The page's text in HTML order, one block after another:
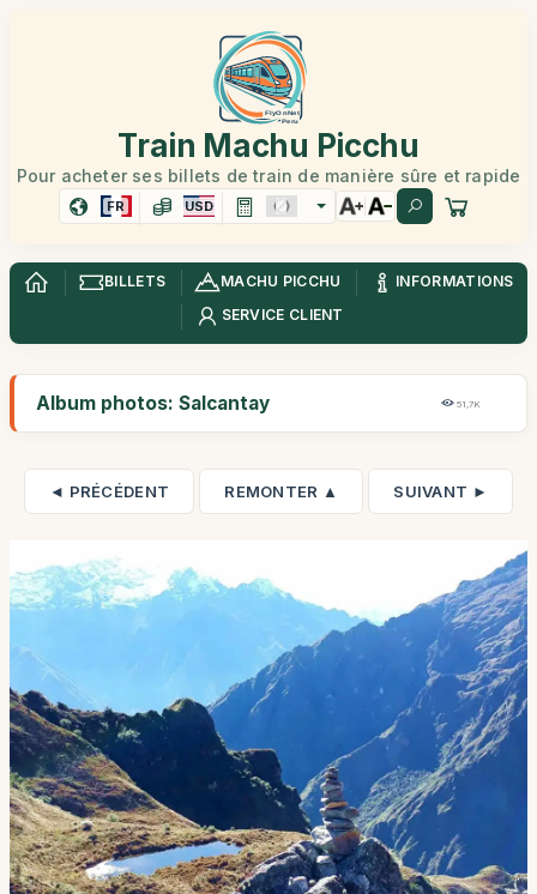
Train Machu Picchu
Pour acheter ses billets de train de manière sûre et rapide
FR USD
BILLETS MACHU PICCHU
INFORMATIONS
SERVICE CLIENT
Album photos: Salcantay 51,7K
◄ PRÉCÉDENT REMONTER ▲ SUIVANT ►